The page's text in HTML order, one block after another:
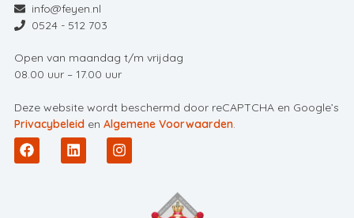
info@feyen.nl
0524 - 512 703
Open van maandag t/m vrijdag
08.00 uur – 17.00 uur
Deze website wordt beschermd door reCAPTCHA en Google’s
Privacybeleiden Algemene Voorwaarden.